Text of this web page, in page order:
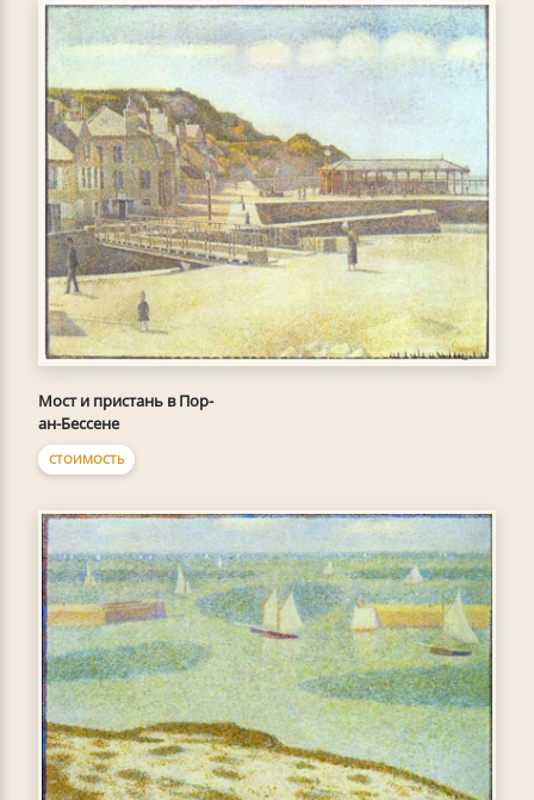
Мост и пристань в Пор-
ан-Бессене
СТОИМОСТЬ